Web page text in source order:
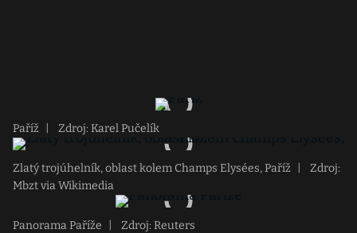
Paříž Zdroj: Karel Pučelík
Zlatý trojúhelník, oblast kolem Champs Elysées, Paříž
Zdroj:
Mbzt via Wikimedia
Panorama Paříže Zdroj: Reuters